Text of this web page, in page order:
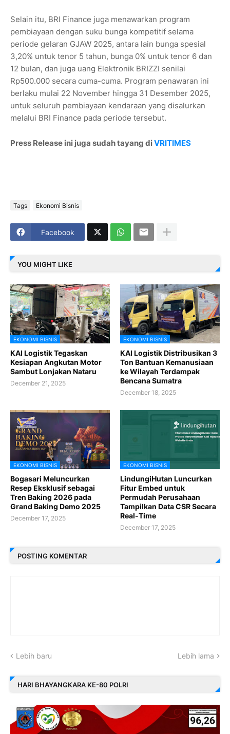
Selain itu, BRI Finance juga menawarkan program
pembiayaan dengan suku bunga kompetitif selama
periode gelaran GJAW 2025, antara lain bunga spesial
3,20% untuk tenor 5 tahun, bunga 0% untuk tenor 6 dan
12 bulan, dan juga uang Elektronik BRIZZI senilai
Rp500.000 secara cuma-cuma. Program penawaran ini
berlaku mulai 22 November hingga 31 Desember 2025,
untuk seluruh pembiayaan kendaraan yang disalurkan
melalui BRI Finance pada periode tersebut.
Press Release ini juga sudah tayang diVRITIMES
Tags Ekonomi Bisnis
Facebook
YOU MIGHT LIKE
EKONOMI BISNIS
KAI Logistik Tegaskan
Kesiapan Angkutan Motor
Sambut Lonjakan Nataru
December 21, 2025
EKONOMI BISNIS
KAI Logistik Distribusikan 3
Ton Bantuan Kemanusiaan
ke Wilayah Terdampak
Bencana Sumatra
December 18, 2025
EKONOMI BISNIS
Bogasari Meluncurkan
Resep Eksklusif sebagai
Tren Baking 2026 pada
Grand Baking Demo 2025
December 17, 2025
EKONOMI BISNIS
LindungiHutan Luncurkan
Fitur Embed untuk
Permudah Perusahaan
Tampilkan Data CSR Secara
Real-Time
December 17, 2025
POSTING KOMENTAR
Lebih baru Lebih lama
HARI BHAYANGKARA KE-80 POLRI